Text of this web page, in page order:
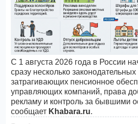
С 1 августа 2026 года в России
сразу несколько
затрагивающих пенсионное
управляющих компаний, права
рекламу и контроль за бывшими
сообщает Khabara.ru.